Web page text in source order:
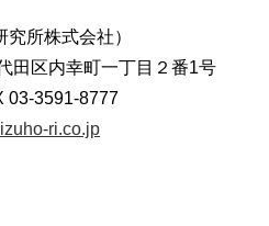
所株式会社）
区内幸町一丁目２番1号
3591-8777
ri.co.jp